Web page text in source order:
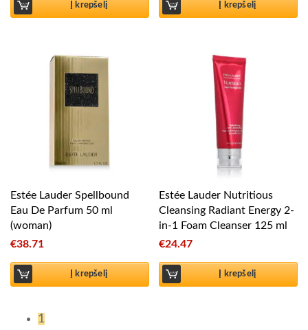
Į krepšelį Į krepšelį
Estée Lauder Spellbound
Eau De Parfum 50 ml
(woman)
€38.71
Į krepšelį
Estée Lauder Nutritious
Cleansing Radiant Energy 2-
in-1 Foam Cleanser 125 ml
€24.47
Į krepšelį
1